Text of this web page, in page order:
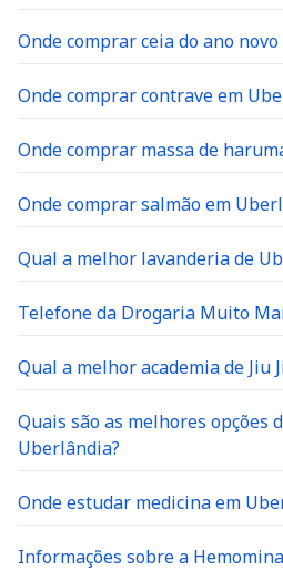
Onde comprar ceia do ano
Onde comprar contrave em
Onde comprar massa de
Onde comprar salmão em
Qual a melhor lavanderia de
Telefone da Drogaria Muito
Qual a melhor academia de Jiu
Quais são as melhores opções
Uberlândia?
Onde estudar medicina em
Informações sobre a